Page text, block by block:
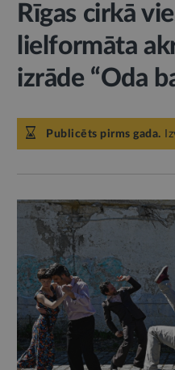
Rīgas cirkā
lielformāta
izrāde “Oda
Publicēts pirms gada.